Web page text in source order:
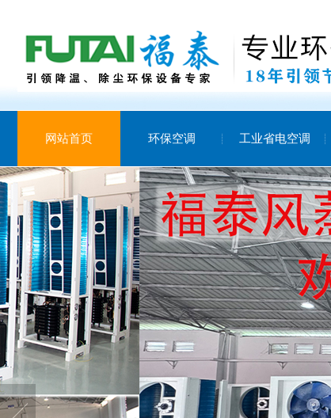
网站首页 环保空调 工业省电空调